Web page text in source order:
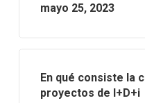
mayo 25, 2023
En qué consiste la
proyectos de I+D+i